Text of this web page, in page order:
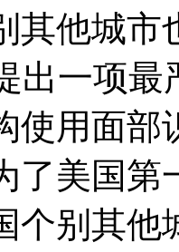
其他城市
出一项
使用面
了美国
个别其